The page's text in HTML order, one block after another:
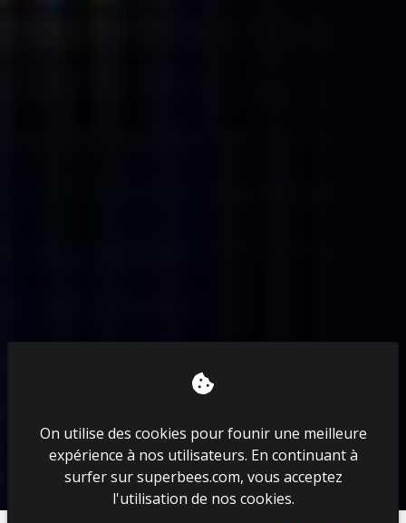
On utilise des cookies pour founir une meilleure
expérience à nos utilisateurs. En continuant à
surfer sur superbees.com, vous acceptez
l'utilisation de nos cookies.